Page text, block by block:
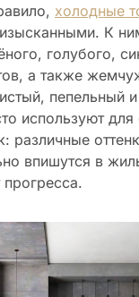
холодные
К
голубого,
а также
пепельный
используют для
различные
впишутся в